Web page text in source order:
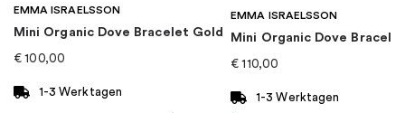
EMMA ISRAELSSON
Mini Organic Dove Bracelet Gold
€ 100,00
1-3 Werktagen
EMMA ISRAELSSON
Mini Organic Dove
€ 110,00
1-3 Werktagen